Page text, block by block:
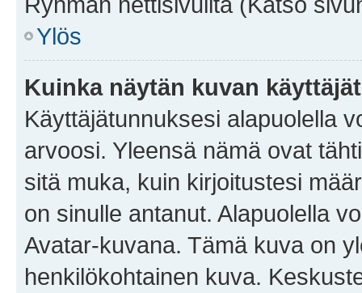
Ylös
Kuinka näytän kuvan
Käyttäjätunnuksesi alapuolella
arvoosi. Yleensä nämä ovat
sitä muka, kuin kirjoitustesi
on sinulle antanut. Alapuolella
Avatar-kuvana. Tämä kuva on
henkilökohtainen kuva.